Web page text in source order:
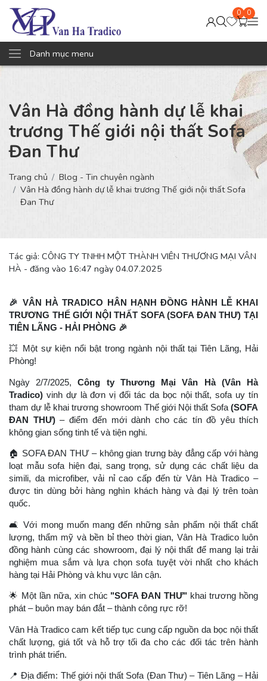
0 0
Danh mục menu
Vân Hà đồng hành dự lễ khai
trương Thế giới nội thất Sofa
Đan Thư
Trang chủ
Blog - Tin chuyên ngành
Vân Hà đồng hành dự lễ khai trương Thế giới nội thất Sofa
Đan Thư
Tác giả: CÔNG TY TNHH MỘT THÀNH VIÊN THƯƠNG MẠI VÂN
HÀ - đăng vào 16:47 ngày 04.07.2025
🎉 VÂN HÀ TRADICO HÂN HẠNH ĐỒNG HÀNH LỄ KHAI
TRƯƠNG THẾ GIỚI NỘI THẤT SOFA (SOFA ĐAN THƯ) TẠI
TIÊN LÃNG - HẢI PHÒNG 🎉
💥
Một sự kiện nổi bật trong ngành nội thất tại Tiên Lãng, Hải
Phòng!
Ngày 2/7/2025,Công ty Thương Mại Vân Hà (Vân Hà
Tradico) vinh dự là đơn vị đối tác da bọc nội thất, sofa uy tín
tham dự lễ khai trương showroom Thế giới Nội thất Sofa (SOFA
ĐAN THƯ)– điểm đến mới dành cho các tín đồ yêu thích
không gian sống tinh tế và tiện nghi.
🏠 SOFA ĐAN THƯ – không gian trưng bày đẳng cấp với hàng
loạt mẫu sofa hiện đại, sang trọng, sử dụng các chất liệu da
simili, da microfiber, vải nỉ cao cấp đến từ Vân Hà Tradico –
được tin dùng bởi hàng nghìn khách hàng và đại lý trên toàn
quốc.
🛋
️ Với mong muốn mang đến những sản phẩm nội thất chất
lượng, thẩm mỹ và bền bỉ theo thời gian, Vân Hà Tradico luôn
đồng hành cùng các showroom, đại lý nội thất để mang lại trải
nghiệm mua sắm và lựa chọn sofa tuyệt vời nhất cho khách
hàng tại Hải Phòng và khu vực lân cận.
🌟 Một lần nữa, xin chúc "SOFA ĐAN THƯ" khai trương hồng
phát – buôn may bán đắt – thành công rực rỡ!
Vân Hà Tradico cam kết tiếp tục cung cấp nguồn da bọc nội thất
chất lượng, giá tốt và hỗ trợ tối đa cho các đối tác trên hành
trình phát triển.
📍 Địa điểm: Thế giới nội thất Sofa (Đan Thư) – Tiên Lãng – Hải